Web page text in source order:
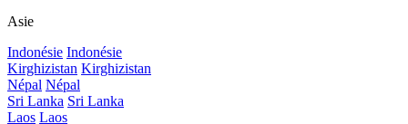
Asie
Indonésie Indonésie
Kirghizistan Kirghizistan
Népal Népal
Sri Lanka Sri Lanka
Laos Laos